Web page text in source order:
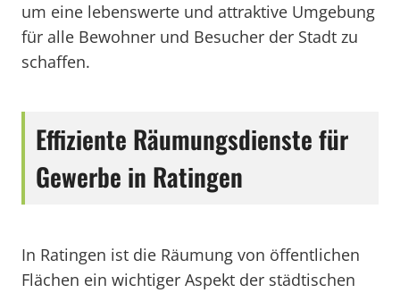
um eine lebenswerte und attraktive Umgebung
für alle Bewohner und Besucher der Stadt zu
schaffen.
Effiziente Räumungsdienste für
Gewerbe in Ratingen
In Ratingen ist die Räumung von öffentlichen
Flächen ein wichtiger Aspekt der städtischen